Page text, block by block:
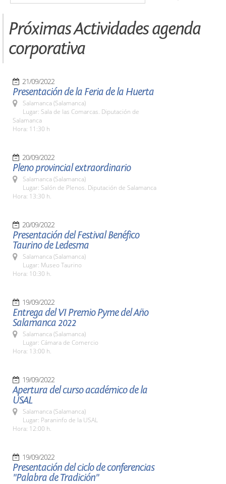
Próximas Actividades agenda
corporativa
21/09/2022
Presentación de la Feria de la Huerta
Salamanca (Salamanca)
Lugar: Sala de las Comarcas. Diputación de
Salamanca
Hora: 11:30 h
20/09/2022
Pleno provincial extraordinario
Salamanca (Salamanca)
Lugar: Salón de Plenos. Diputación de Salamanca
Hora: 13:30 h.
20/09/2022
Presentación del Festival Benéfico
Taurino de Ledesma
Salamanca (Salamanca)
Lugar: Museo Taurino
Hora: 10:30 h.
19/09/2022
Entrega del VI Premio Pyme del Año
Salamanca 2022
Salamanca (Salamanca)
Lugar: Cámara de Comercio
Hora: 13:00 h.
19/09/2022
Apertura del curso académico de la
USAL
Salamanca (Salamanca)
Lugar: Paraninfo de la USAL
Hora: 12:00 h.
19/09/2022
Presentación del ciclo de conferencias
"Palabra de Tradición"